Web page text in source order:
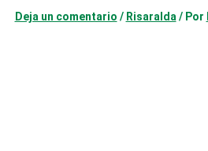
Deja un comentario / Risaralda/ Por